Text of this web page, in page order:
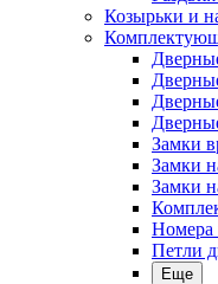
Козырьки и
Замки
Замки
Замки
Номера
Петли
Еще